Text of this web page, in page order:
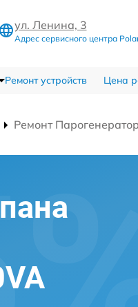
ул. Ленина, 3
Адрес сервисного центра
Ремонт устройств Цена
Ремонт